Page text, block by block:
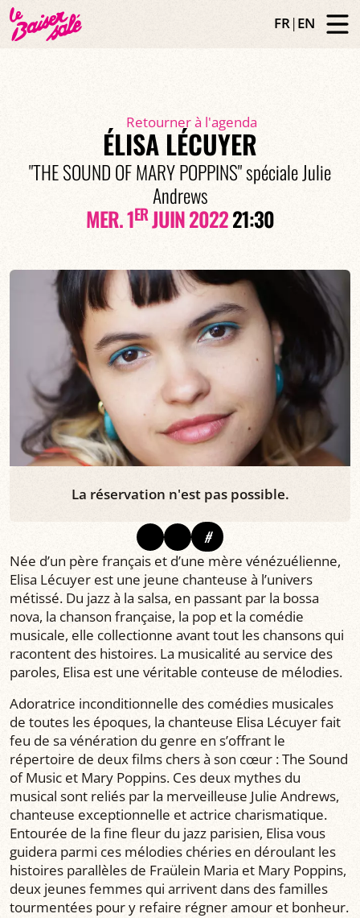
FR|EN
Retourner à l'agenda
ÉLISA LÉCUYER
"THE SOUND OF MARY POPPINS" spéciale Julie
Andrews
MER. 1ERJUIN 202221:30
La réservation n'est pas possible.
#
Née d’un père français et d’une mère vénézuélienne,
Elisa Lécuyer est une jeune chanteuse à l’univers
métissé. Du jazz à la salsa, en passant par la bossa
nova, la chanson française, la pop et la comédie
musicale, elle collectionne avant tout les chansons qui
racontent des histoires. La musicalité au service des
paroles, Elisa est une véritable conteuse de mélodies.
Adoratrice inconditionnelle des comédies musicales
de toutes les époques, la chanteuse Elisa Lécuyer fait
feu de sa vénération du genre en s’offrant le
répertoire de deux films chers à son cœur : The Sound
of Music et Mary Poppins. Ces deux mythes du
musical sont reliés par la merveilleuse Julie Andrews,
chanteuse exceptionnelle et actrice charismatique.
Entourée de la fine fleur du jazz parisien, Elisa vous
guidera parmi ces mélodies chéries en déroulant les
histoires parallèles de Fraülein Maria et Mary Poppins,
deux jeunes femmes qui arrivent dans des familles
tourmentées pour y refaire régner amour et bonheur.